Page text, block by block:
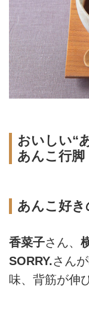
おいしい“
あんこ行
あんこ好
香菜子さん、
SORRY.さん
味、背筋が伸